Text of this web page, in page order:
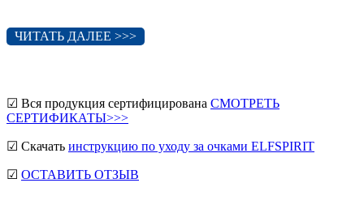
ЧИТАТЬ ДАЛЕЕ >>>
☑ Вся продукция сертифицирована СМОТРЕТЬ
СЕРТИФИКАТЫ>>>
☑ Скачать инструкцию по уходу за очками ELFSPIRIT
☑ ОСТАВИТЬ ОТЗЫВ